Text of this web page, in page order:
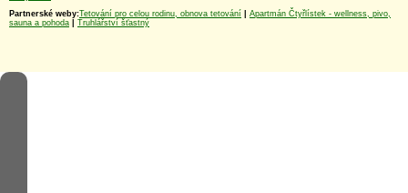
Partnerské weby:Tetování pro celou rodinu, obnova tetování
Apartmán Čtyřlístek - wellness, pivo,
sauna a pohoda
Truhlářství šťastný